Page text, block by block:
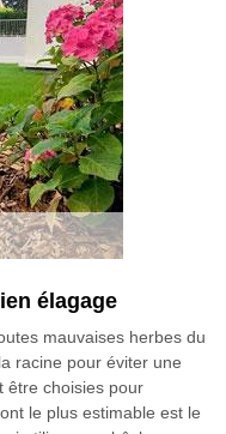
élagage
mauvaises herbes du
racine pour éviter une
être choisies pour
le plus estimable est le